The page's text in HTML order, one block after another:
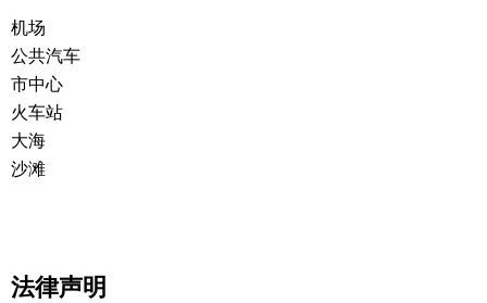
机场
公共汽车
市中心
火车站
大海
沙滩
法律声明